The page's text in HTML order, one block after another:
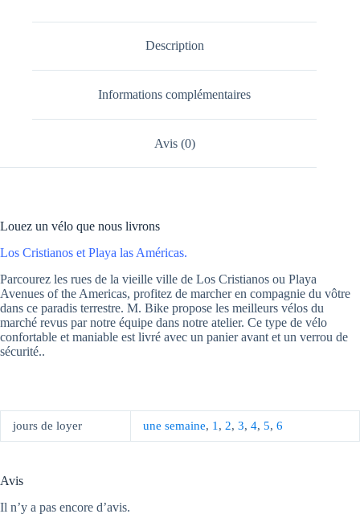
Description
Informations complémentaires
Avis (0)
Louez un vélo que nous livrons
Los Cristianos et Playa las Américas.
Parcourez les rues de la vieille ville de Los Cristianos ou Playa
Avenues of the Americas, profitez de marcher en compagnie du vôtre
dans ce paradis terrestre. M. Bike propose les meilleurs vélos du
marché revus par notre équipe dans notre atelier. Ce type de vélo
confortable et maniable est livré avec un panier avant et un verrou de
sécurité..
jours de loyer une semaine, 1 , 2, 3, 4, 5, 6
Avis
Il n’y a pas encore d’avis.